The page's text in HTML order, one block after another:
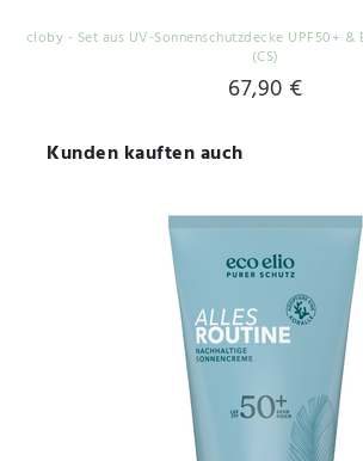
cloby - Set aus UV-Sonnenschutzdecke UPF50+
(CS)
67,90 €
Kunden kauften auch